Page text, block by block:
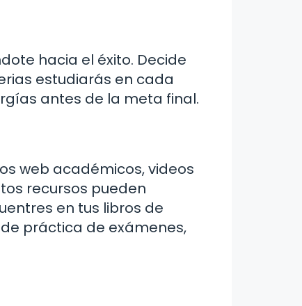
hacia el éxito. Decide
estudiarás en cada
antes de la meta final.
web académicos, videos
recursos pueden
en tus libros de
práctica de exámenes,